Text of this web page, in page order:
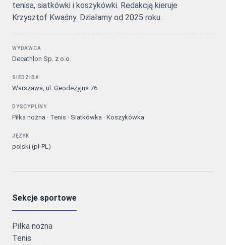
tenisa, siatkówki i koszykówki. Redakcją kieruje
Krzysztof Kwaśny. Działamy od 2025 roku.
WYDAWCA
Decathlon Sp. z o.o.
SIEDZIBA
Warszawa, ul. Geodezyjna 76
DYSCYPLINY
Piłka nożna · Tenis · Siatkówka · Koszykówka
JĘZYK
polski (pl-PL)
Sekcje sportowe
Piłka nożna
Tenis